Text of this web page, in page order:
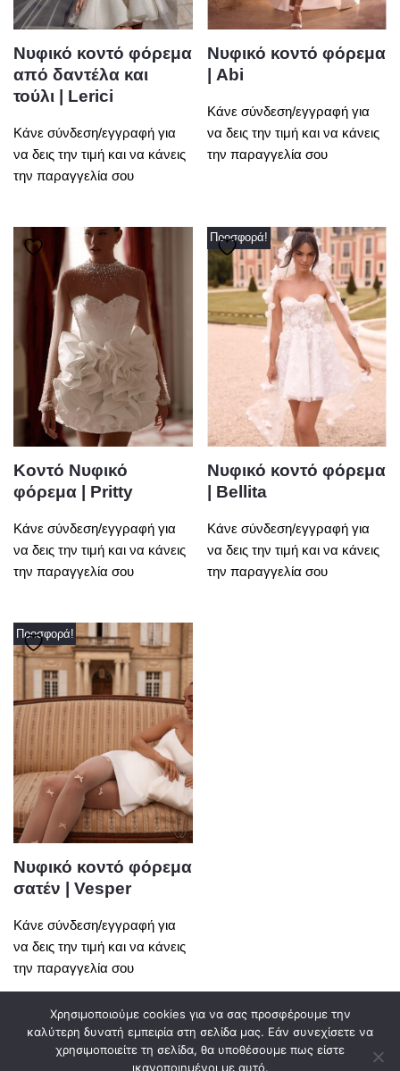
Νυφικό κοντό φόρεμα
από δαντέλα και
τούλι | Lerici
Κάνε σύνδεση/εγγραφή για
να δεις την τιμή και να κάνεις
την παραγγελία σου
Νυφικό κοντό φόρεμα
| Abi
Κάνε σύνδεση/εγγραφή για
να δεις την τιμή και να κάνεις
την παραγγελία σου
Κοντό Νυφικό
φόρεμα | Pritty
Κάνε σύνδεση/εγγραφή για
να δεις την τιμή και να κάνεις
την παραγγελία σου
Προσφορά!
Νυφικό κοντό φόρεμα
| Bellita
Κάνε σύνδεση/εγγραφή για
να δεις την τιμή και να κάνεις
την παραγγελία σου
Προσφορά!
Νυφικό κοντό φόρεμα
σατέν | Vesper
Κάνε σύνδεση/εγγραφή για
να δεις την τιμή και να κάνεις
την παραγγελία σου
Χρησιμοποιούμε cookies για να σας προσφέρουμε την
καλύτερη δυνατή εμπειρία στη σελίδα μας. Εάν συνεχίσετε να
χρησιμοποιείτε τη σελίδα, θα υποθέσουμε πως είστε
ικανοποιημένοι με αυτό.